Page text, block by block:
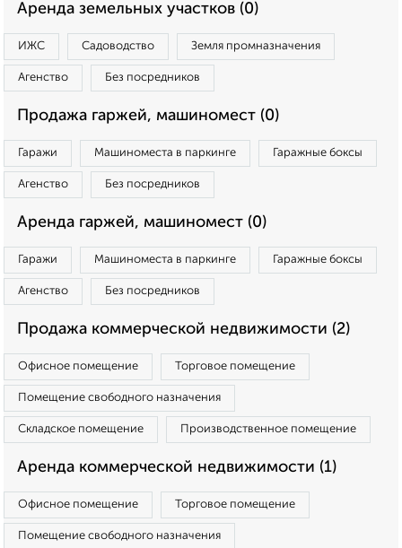
Аренда земельных участков (0)
ИЖС Садоводство Земля промназначения
Агенство Без посредников
Продажа гаржей, машиномест (0)
Гаражи Машиноместа в паркинге Гаражные боксы
Агенство Без посредников
Аренда гаржей, машиномест (0)
Гаражи Машиноместа в паркинге Гаражные боксы
Агенство Без посредников
Продажа коммерческой недвижимости (2)
Офисное помещение Торговое помещение
Помещение свободного назначения
Складское помещение Производственное помещение
Аренда коммерческой недвижимости (1)
Офисное помещение Торговое помещение
Помещение свободного назначения